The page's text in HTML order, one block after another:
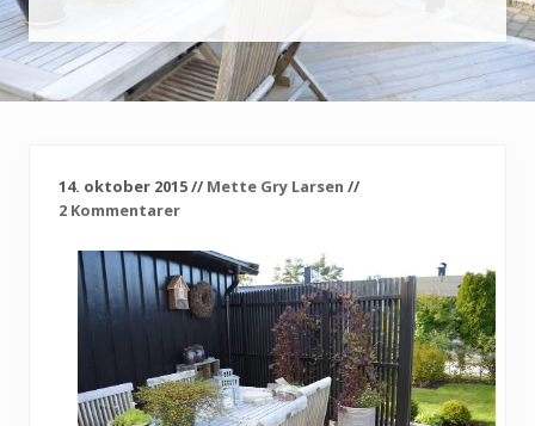
14. oktober 2015// Mette Gry Larsen //
2 Kommentarer